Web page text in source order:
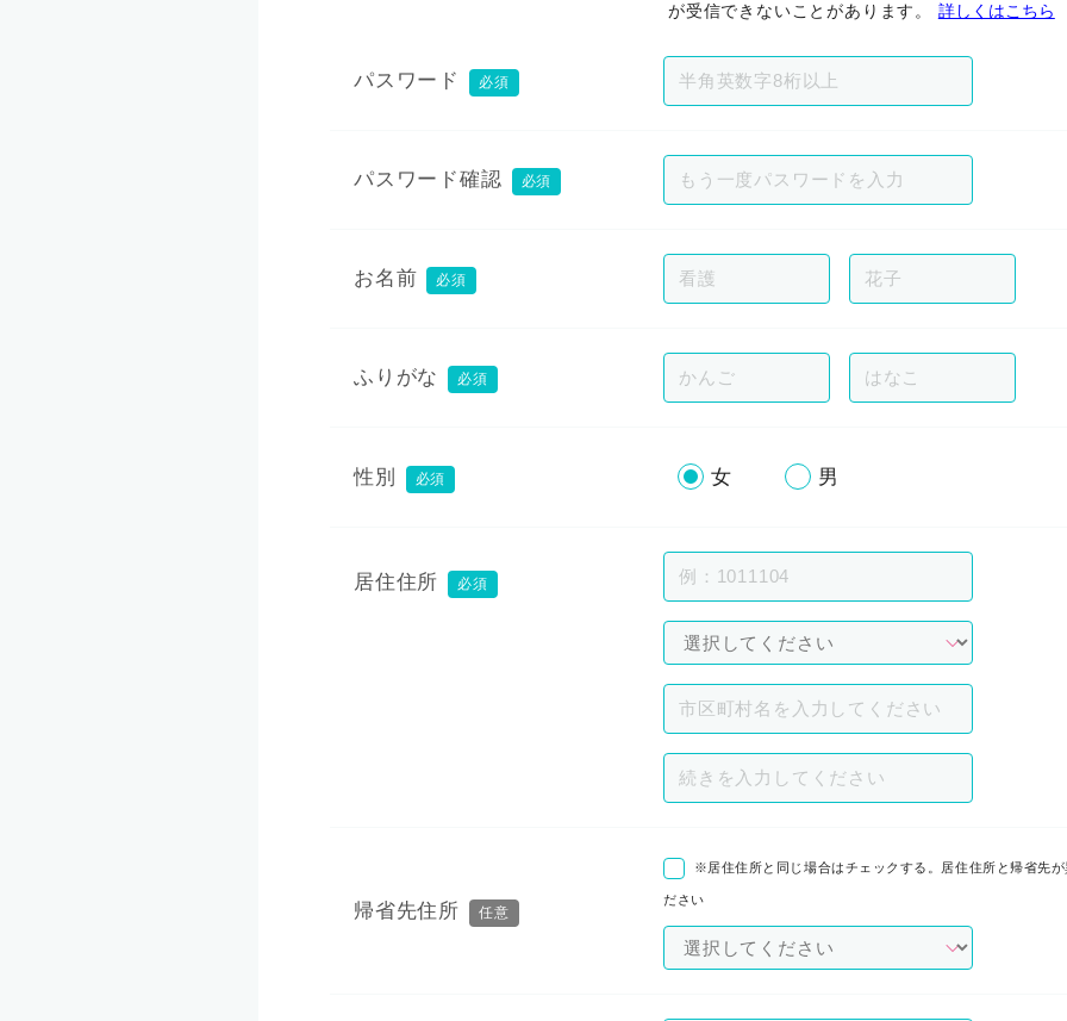
が受信できないことがあります。 詳しくはこちら
パスワード 必須
パスワード確認 必須
お名前 必須
ふりがな 必須
性別 必須 女 男
居住住所 必須
帰省先住所 任意
※居住住所と同じ場合はチェックする。居住住所と帰省先が
ださい